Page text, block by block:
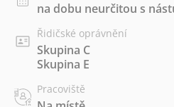
na dobu neurčitou s
Řidičské oprávnění
Skupina C
Skupina E
Pracoviště